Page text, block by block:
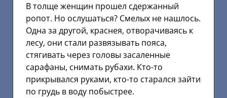
В толще женщин прошел сдержанный
ропот. Но ослушаться? Смелых не нашлось.
Одна за другой, краснея, отворачиваясь к
лесу, они стали развязывать пояса,
стягивать через головы засаленные
сарафаны, снимать рубахи. Кто-то
прикрывался руками, кто-то старался зайти
по грудь в воду побыстрее.